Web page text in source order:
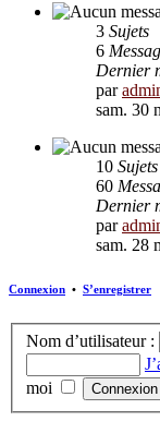
3 Sujets
6
Dernier
par
sam. 30
10 Sujets
60
Dernier
par
sam. 28
Connexion • S’enregistrer
Nom d’utilisateur :
moi